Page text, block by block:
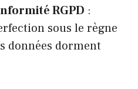
RGPD :
sous le règne
données dorment